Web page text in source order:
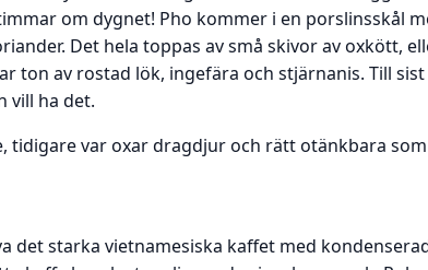
om dygnet! Pho kommer i en porslinsskål
Det hela toppas av små skivor av oxkött,
ton av rostad lök, ingefära och stjärnanis. Till
vill ha det.
tidigare var oxar dragdjur och rätt otänkbara
det starka vietnamesiska kaffet med